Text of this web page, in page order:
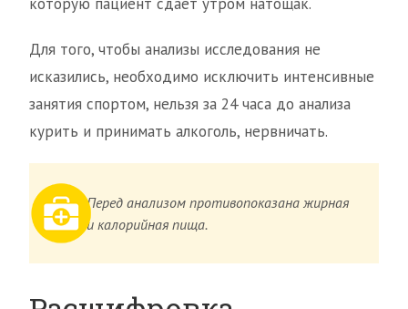
которую пациент сдаёт утром натощак.
Для того, чтобы анализы исследования не
исказились, необходимо исключить интенсивные
занятия спортом, нельзя за 24 часа до анализа
курить и принимать алкоголь, нервничать.
Перед анализом противопоказана жирная
и калорийная пища.